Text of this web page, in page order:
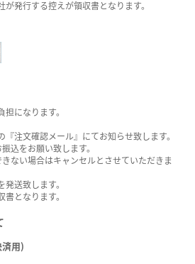
発行する控えが領収書となります。
になります。
注文確認メール』にてお知らせ致します。
込をお願い致します。
ない場合はキャンセルとさせていただきま
送致します。
となります。
用)